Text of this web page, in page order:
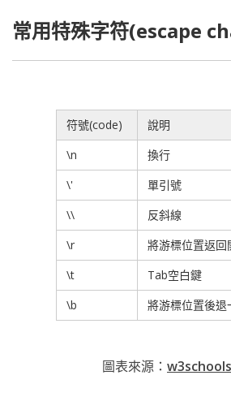
常用特殊字符(escape
符號(code)
說明
\n
換行
\'
單引號
\\
反斜線
\r
將游標位置返回
\t
Tab空白鍵
\b
將游標位置後退
圖表來源：